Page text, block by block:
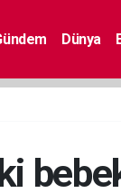
Dünya